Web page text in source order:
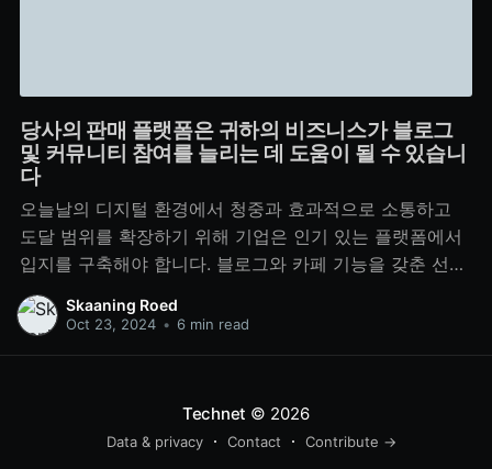
당사의 판매 플랫폼은 귀하의 비즈니스가 블로그
및 커뮤니티 참여를 늘리는 데 도움이 될 수 있습니
다
오늘날의 디지털 환경에서 청중과 효과적으로 소통하고
도달 범위를 확장하기 위해 기업은 인기 있는 플랫폼에서
입지를 구축해야 합니다. 블로그와 카페 기능을 갖춘 선도
적인 검색 엔진이자 온라인 커뮤니티 허브인 네이버는 비
즈니스에 독특한 기회를 제공합니다. 그럼에도 불구하고
Skaaning Roed
Oct 23, 2024 • 6 min read
Technet © 2026
Data & privacy Contact Contribute →